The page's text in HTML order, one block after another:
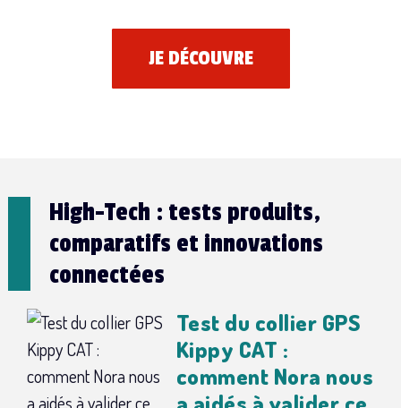
JE DÉCOUVRE
High-Tech : tests produits,
comparatifs et innovations
connectées
Test du collier GPS
Kippy CAT :
comment Nora nous
a aidés à valider ce